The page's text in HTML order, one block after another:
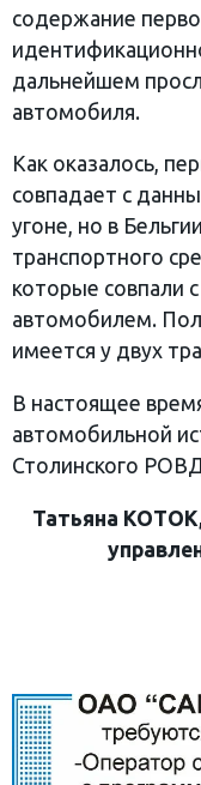
содержание
дальнейшем
автомобиля.
Как оказалось,
совпадает с
угоне, но в
транспортного
которые совпали
автомобилем.
имеется у двух
В настоящее
автомобильной
Столинского
Татьяна